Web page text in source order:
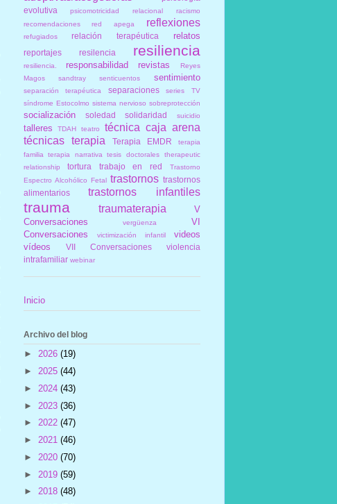
evolutiva
psicomotricidad relacional
racismo
recomendaciones
red apega reflexiones
refugiados relación terapéutica relatos
reportajes resilencia resiliencia
resiliencia. responsabilidad revistas
Reyes
Magos
sandtray senticuentos sentimiento
separación terapéutica separaciones
series TV
síndrome Estocolmo sistema nervioso sobreprotección
socialización soledad solidaridad suicidio
talleres TDAH teatro
técnica caja arena
técnicas
terapia Terapia EMDR
terapia
familia
terapia narrativa tesis doctorales
therapeutic
relationship
tortura trabajo en red
Trastorno
Espectro Alcohólico Fetal trastornos trastornos
alimentarios
trastornos infantiles
trauma traumaterapia
V
Conversaciones
vergüenza
VI
Conversaciones
victimización infantil
videos
vídeos
VII Conversaciones
violencia
intrafamiliar webinar
Inicio
Archivo del blog
► 2026 (19)
► 2025 (44)
► 2024 (43)
► 2023 (36)
► 2022 (47)
► 2021 (46)
► 2020 (70)
► 2019 (59)
► 2018 (48)